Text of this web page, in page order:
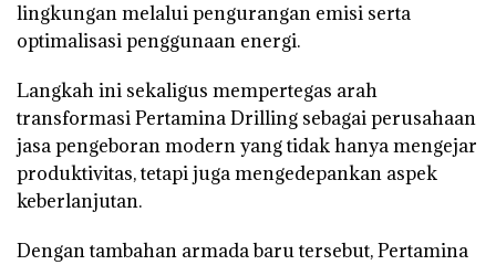
lingkungan melalui pengurangan emisi serta
optimalisasi penggunaan energi.
Langkah ini sekaligus mempertegas arah
transformasi Pertamina Drilling sebagai perusahaan
jasa pengeboran modern yang tidak hanya mengejar
produktivitas, tetapi juga mengedepankan aspek
keberlanjutan.
Dengan tambahan armada baru tersebut, Pertamina